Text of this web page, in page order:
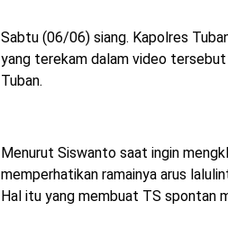
Sabtu (06/06) siang. Kapolres
yang terekam dalam video
Tuban.
Menurut Siswanto saat ingin
memperhatikan ramainya arus
Hal itu yang membuat TS spontan